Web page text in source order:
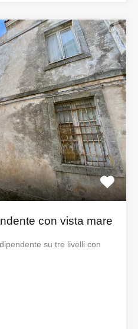
con vista mare
su tre livelli con